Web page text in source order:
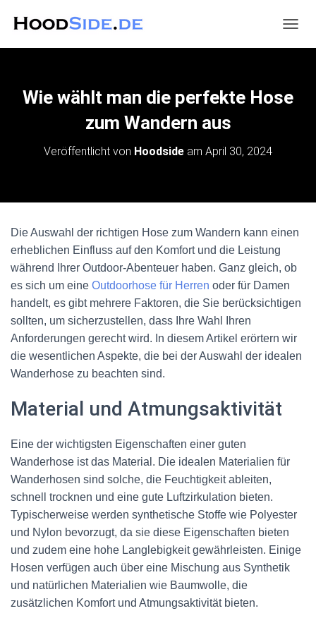
A
A
A
T
Wie wählt man die perfekte Hose
zum Wandern aus
Veröffentlicht von Hoodside am April 30, 2024
Die Auswahl der richtigen Hose zum Wandern kann einen
erheblichen Einfluss auf den Komfort und die Leistung
während Ihrer Outdoor-Abenteuer haben. Ganz gleich, ob
es sich um eine Outdoorhose für Herren oder für Damen
handelt, es gibt mehrere Faktoren, die Sie berücksichtigen
sollten, um sicherzustellen, dass Ihre Wahl Ihren
Anforderungen gerecht wird. In diesem Artikel erörtern wir
die wesentlichen Aspekte, die bei der Auswahl der idealen
Wanderhose zu beachten sind.
Material und Atmungsaktivität
Eine der wichtigsten Eigenschaften einer guten
Wanderhose ist das Material. Die idealen Materialien für
Wanderhosen sind solche, die Feuchtigkeit ableiten,
schnell trocknen und eine gute Luftzirkulation bieten.
Typischerweise werden synthetische Stoffe wie Polyester
und Nylon bevorzugt, da sie diese Eigenschaften bieten
und zudem eine hohe Langlebigkeit gewährleisten. Einige
Hosen verfügen auch über eine Mischung aus Synthetik
und natürlichen Materialien wie Baumwolle, die
zusätzlichen Komfort und Atmungsaktivität bieten.